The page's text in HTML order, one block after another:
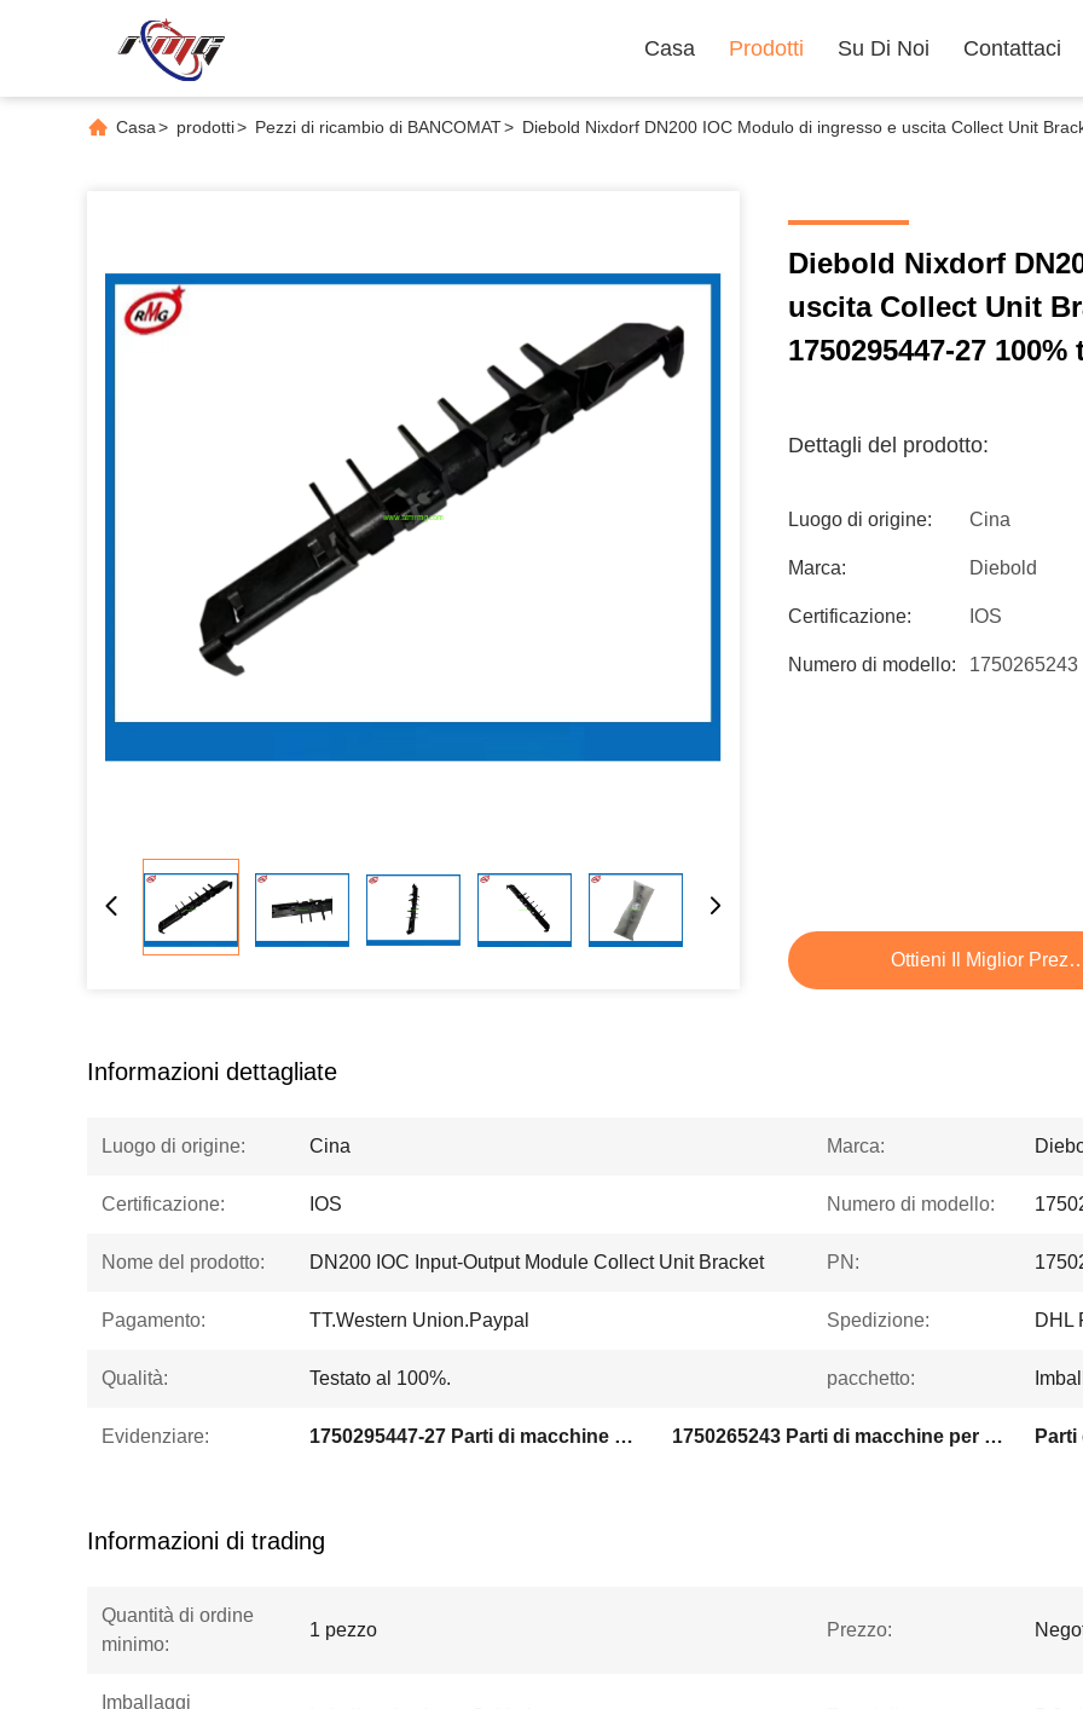
Casa Prodotti Su Di Noi Contattaci
Casa> prodotti> Pezzi di ricambio di BANCOMAT> Diebold Nixdorf DN200 IOC Modulo di ingresso e uscita Collect Unit
Diebold Nixdorf
uscita Collect Unit
1750295447-27 100%
Dettagli del prodotto:
Luogo di origine: Cina
Marca: Diebold
Certificazione: IOS
Numero di modello:
Ottieni Il Miglior
Informazioni dettagliate
Luogo di origine: Cina Marca:
Certificazione: IOS Numero di modello:
Nome del prodotto: DN200 IOC Input-Output Module Collect Unit Bracket PN:
Pagamento: TT.Western Union.Paypal Spedizione: DHL
Qualità: Testato al 100%. pacchetto:
Evidenziare: 1750295447-27 Parti di macchine per bancomat 1750265243 Parti di macchine per bancomat
Informazioni di trading
Quantità di ordine
minimo:
1 pezzo Prezzo:
Imballaggi